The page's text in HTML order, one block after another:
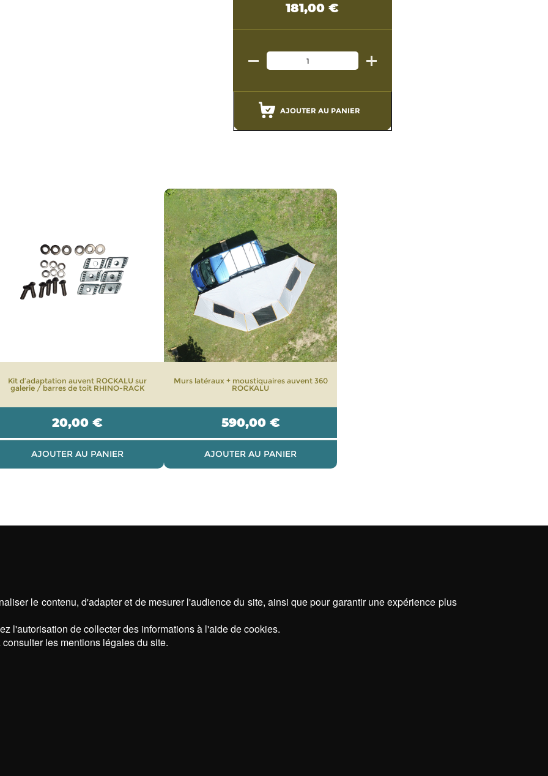
AJOUTER AU PANIER
181,00€
Kit d’adaptation auvent ROCKALU sur
galerie / barres de toit RHINO-RACK
20,00 €
AJOUTER AU PANIER
Murs latéraux + moustiquaires auvent 360
ROCKALU
590,00 €
AJOUTER AU PANIER
le contenu, d'adapter et de mesurer l'audience du site, ainsi que pour garantir une expérience plus
l'autorisation de collecter des informations à l'aide de cookies.
les mentions légales du site.